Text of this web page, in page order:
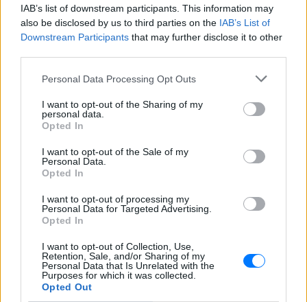
IAB’s list of downstream participants. This information may
also be disclosed by us to third parties on the IAB’s List of
Downstream Participants that may further disclose it to other
Personal Data Processing Opt Outs
I want to opt-out of the Sharing of my
personal data.
Opted In
I want to opt-out of the Sale of my
Personal Data.
Opted In
I want to opt-out of processing my
Personal Data for Targeted Advertising.
Opted In
I want to opt-out of Collection, Use,
Retention, Sale, and/or Sharing of my
Personal Data that Is Unrelated with the
Purposes for which it was collected.
Opted Out
Ακολουθήστε το E-Radio.gr στο
Εσύ μπήκες στο E-Daily.gr; Τα νέα της ημέρας
Ακολουθήστε το E-Radio.gr και στο Instagram